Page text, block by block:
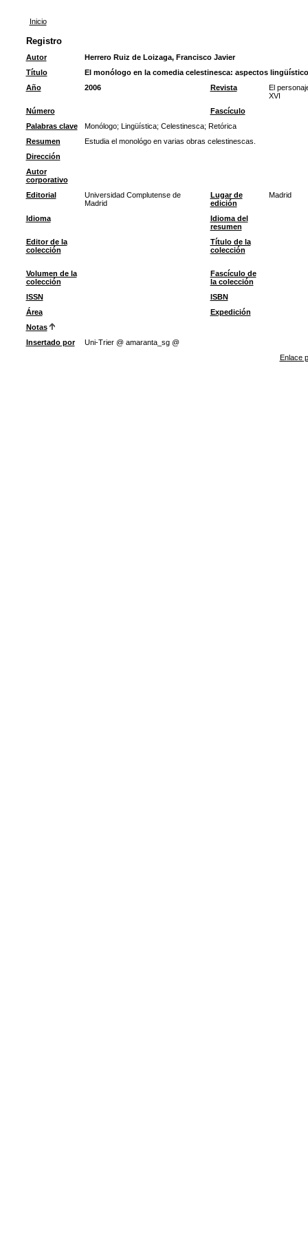
Inicio
Registro
Autor
Herrero Ruiz de Loizaga, Francisco Javier
Título
El monólogo en la comedia celestinesca: aspectos
Año
2006 Revista
El
XVI
Número
Fascículo
Palabras clave
Monólogo; Lingüística; Celestinesca; Retórica
Resumen
Estudia el monológo en varias obras celestinescas.
Dirección
Autor
corporativo
Editorial
Universidad Complutense de
Madrid
Lugar de
edición
Madrid
Idioma
Idioma del
resumen
Editor de la
colección
Título de la
colección
Volumen de la
colección
Fascículo de
la colección
ISSN
ISBN
Área
Expedición
Notas
Insertado por
Uni-Trier @ amaranta_sg @
Enlace